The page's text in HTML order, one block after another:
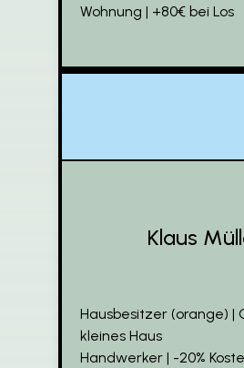
Wohnung | +80€ bei Los
Klaus
Hausbesitzer (orange) |
kleines Haus
Handwerker | -20%